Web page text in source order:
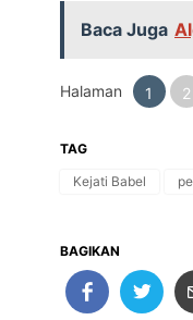
Baca Juga
Halaman 1 2
TAG
Kejati Babel
BAGIKAN